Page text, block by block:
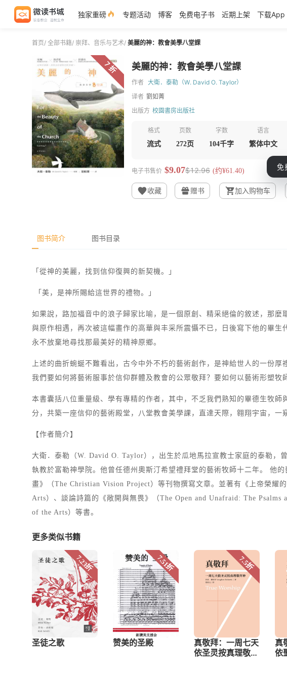
独家重磅 专题活动 博客 免费电子书 近期上架 下载App
首页/ 全部书籍/ 崇拜、音乐与艺术/ 美麗的神：教會美學八堂課
7 折 美麗的神：教會美學八堂課
作者 大衛．泰勒（W. David O. Taylor）
译者 劉如菁
出版方 校園書房出版社
格式
流式
页数
272页
字数
104千字
语言
繁体中文
电子书售价 $9.07$12.96 (约¥61.40)
收藏 赠书 加入购物车
图书简介 图书目录
「從神的美麗，找到信仰復興的新契機。」
「美，是神所賜給這世界的禮物。」
如果說，路加福音中的浪子歸家比喻，是一個原創、精采絕倫的敘述，那
與原作相遇，再次被這幅畫作的高華與丰采所震懾不已，日後寫下他的畢
永不放棄地尋找那最美好的精神原鄉。
上述的曲折蜿蜒不難看出，古今中外不朽的藝術創作，是神給世人的一份
我們要如何將藝術服事於信仰群體及教會的公眾敬拜？要如何以藝術形塑
本書囊括八位重量級、學有專精的作者，其中，不乏我們熟知的畢德生牧
分，共築一座信仰的藝術殿堂，八堂教會美學課，直達天際，翱翔宇宙，一
【作者簡介】
大衛．泰勒（W. David O. Taylor），出生於瓜地馬拉宣教士家庭的泰勒，
執教於富勒神學院。他曾任德州奧斯汀希望禮拜堂的藝術牧師十二年。 他
畫》（The Christian Vision Project）等刊物撰寫文章。並著有《上帝榮
Arts）、談論詩篇的《敞開與無畏》（The Open and Unafraid: The
of the Arts）等書。
更多类似书籍